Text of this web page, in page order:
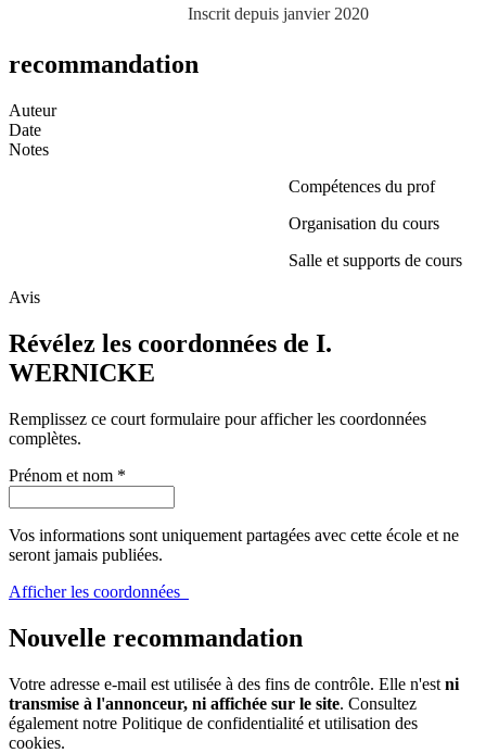
Inscrit depuis janvier 2020
recommandation
Auteur
Date
Notes
Compétences du prof
Organisation du cours
Salle et supports de cours
Avis
Révélez les coordonnées de I.
WERNICKE
Remplissez ce court formulaire pour afficher les coordonnées
complètes.
Prénom et nom *
Vos informations sont uniquement partagées avec cette école et ne
seront jamais publiées.
Afficher les coordonnées
Nouvelle recommandation
Votre adresse e-mail est utilisée à des fins de contrôle. Elle n'est ni
transmise à l'annonceur, ni affichée sur le site. Consultez
également notre Politique de confidentialité et utilisation des
cookies.